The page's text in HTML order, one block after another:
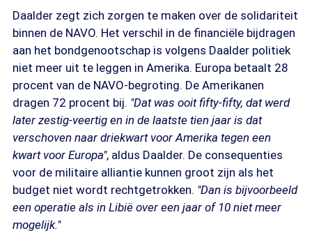
Daalder zegt zich zorgen te maken over de solidariteit
binnen de NAVO. Het verschil in de financiële bijdragen
aan het bondgenootschap is volgens Daalder politiek
niet meer uit te leggen in Amerika. Europa betaalt 28
procent van de NAVO-begroting. De Amerikanen
dragen 72 procent bij. "Dat was ooit fifty-fifty, dat werd
later zestig-veertig en in de laatste tien jaar is dat
verschoven naar driekwart voor Amerika tegen een
kwart voor Europa", aldus Daalder. De consequenties
voor de militaire alliantie kunnen groot zijn als het
budget niet wordt rechtgetrokken. "Dan is bijvoorbeeld
een operatie als in Libië over een jaar of 10 niet meer
mogelijk."